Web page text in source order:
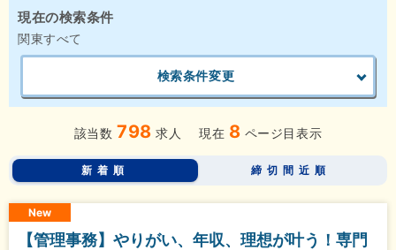
現在の検索条件
関東すべて
検索条件変更
該当数 798 求人 現在 8 ページ目表示
新着順 締切間近順
New
【管理事務】やりがい、年収、理想が叶う！専門